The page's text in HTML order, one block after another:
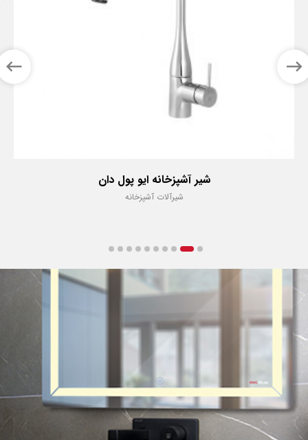
شیر آشپزخانه ایو پول دان
شیرآلات آشپزخانه